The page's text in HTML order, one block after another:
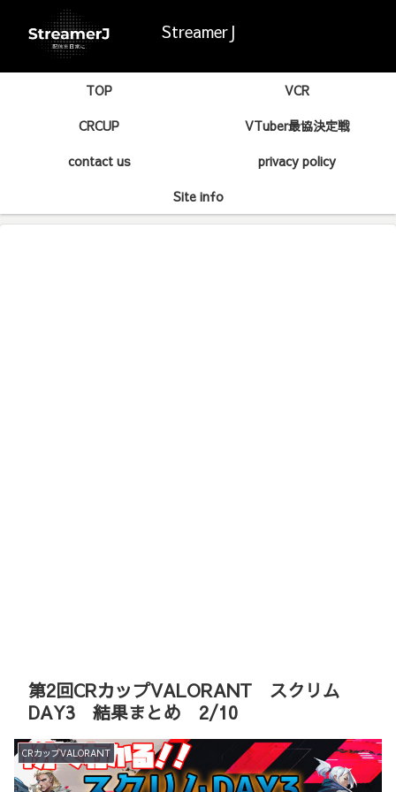
StreamerJ
TOP
VCR
CRCUP
VTuber最協決定戦
contact us
privacy policy
Site info
第2回CRカップVALORANT スクリム
DAY3 結果まとめ 2/10
CRカップVALORANT